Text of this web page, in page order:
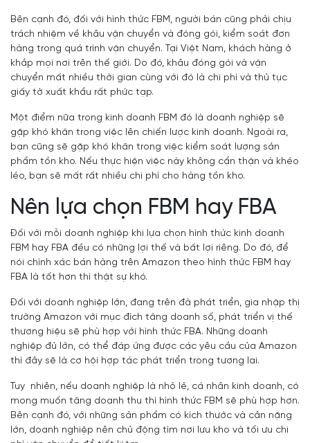
Bên cạnh đó, đối với hình thức FBM, người bán cũng phải chịu
trách nhiệm về khâu vận chuyển và đóng gói, kiểm soát đơn
hàng trong quá trình vận chuyển. Tại Việt Nam, khách hàng ở
khắp mọi nơi trên thế giới. Do đó, khâu đóng gói và vận
chuyển mất nhiều thời gian cùng với đó là chi phí và thủ tục
giấy tờ xuất khẩu rất phức tạp.
Một điểm nữa trong kinh doanh FBM đó là doanh nghiệp sẽ
gặp khó khăn trong việc lên chiến lược kinh doanh. Ngoài ra,
bạn cũng sẽ gặp khó khăn trong việc kiểm soát lượng sản
phẩm tồn kho. Nếu thực hiện việc này không cẩn thận và khéo
léo, bạn sẽ mất rất nhiều chi phí cho hàng tồn kho.
Nên lựa chọn FBM hay FBA
Đối với mỗi doanh nghiệp khi lựa chọn hình thức kinh doanh
FBM hay FBA đều có những lợi thế và bất lợi riêng. Do đó, để
nói chính xác bán hàng trên Amazon theo hình thức FBM hay
FBA là tốt hơn thì thật sự khó.
Đối với doanh nghiệp lớn, đang trên đà phát triển, gia nhập thị
trường Amazon với mục đích tăng doanh số, phát triển vị thế
thương hiệu sẽ phù hợp với hình thức FBA. Những doanh
nghiệp đủ lớn, có thể đáp ứng được các yêu cầu của Amazon
thì đây sẽ là cơ hội hợp tác phát triển trong tương lai.
Tuy nhiên, nếu doanh nghiệp là nhỏ lẻ, cá nhân kinh doanh, có
mong muốn tăng doanh thu thì hình thức FBM sẽ phù hợp hơn.
Bên cạnh đó, với những sản phẩm có kích thước và cân nặng
lớn, doanh nghiệp nên chủ động tìm nơi lưu kho và tối ưu chi